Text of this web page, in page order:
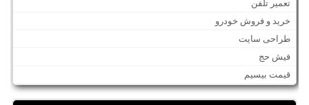
تعمیر تلفن
خرید و فروش خودرو
طراحی سایت
فیش حج
قیمت بیسیم